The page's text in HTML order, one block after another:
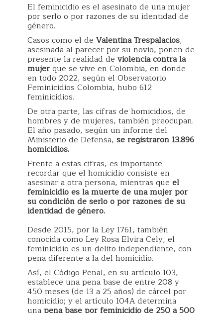
El feminicidio es el asesinato de una mujer
por serlo o por razones de su identidad de
género.
Casos como el de Valentina Trespalacios,
asesinada al parecer por su novio, ponen de
presente la realidad de violencia contra la
mujerque se vive en Colombia, en donde
en todo 2022, según el Observatorio
Feminicidios Colombia, hubo 612
feminicidios.
De otra parte, las cifras de homicidios, de
hombres y de mujeres, también preocupan.
El año pasado, según un informe del
Ministerio de Defensa, se registraron 13.896
homicidios.
Frente a estas cifras, es importante
recordar que el homicidio consiste en
asesinar a otra persona, mientras que el
feminicidio es la muerte de una mujer por
su condición de serlo o por razones de su
identidad de género.
Desde 2015, por la Ley 1761, también
conocida como Ley Rosa Elvira Cely, el
feminicidio es un delito independiente, con
pena diferente a la del homicidio.
Así, el Código Penal, en su artículo 103,
establece una pena base de entre 208 y
450 meses (de 13 a 25 años) de cárcel por
homicidio; y el artículo 104A determina